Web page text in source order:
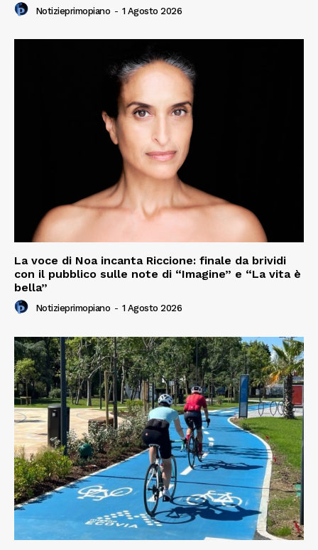
Notizieprimopiano - 1 Agosto 2026
La voce di Noa incanta Riccione: finale da brividi
con il pubblico sulle note di “Imagine” e “La vita è
bella”
Notizieprimopiano - 1 Agosto 2026